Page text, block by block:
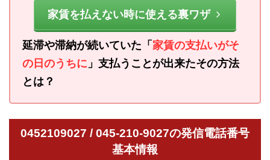
家賃を払えない時に使える裏ワザ
延滞や滞納が続いていた「 家賃の支払いがそ
の日のうちに 」支払うことが出来たその方法
とは？
0452109027 / 045-210-9027の発信電話番号
基本情報